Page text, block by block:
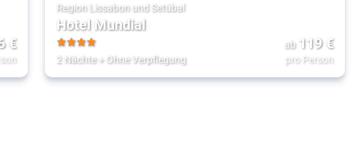
€
Region Lissabon und Setúbal
Hotel Mundial
4
2 Nächte+ Ohne Verpflegung
ab 119€
pro Person